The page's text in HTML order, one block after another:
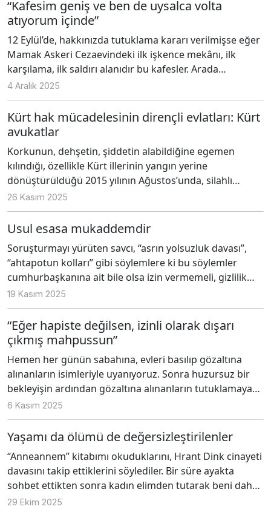
vardı ama söylediği şeyin kendisi başlı başına çok
trajikti. Çok yakıcı ve travmatik bir tarihe tutulmuş bir
ayna gibi gerçeği bütün çıplaklığıyla yansıtmıştı ortama.
“Kafesim geniş ve ben de uysalca volta
atıyorum içinde”
12 Eylül’de, hakkınızda tutuklama kararı verilmişse eğer
Mamak Askeri Cezaevindeki ilk işkence mekânı, ilk
karşılama, ilk saldırı alanıdır bu kafesler. Arada
cezalandırma amacıyla da konduğunuz, tahliyenize
karar verildiğinde de içine tıkıldığınız yerdir. Gelen
geçenin gözünün önünde, hiçbir mahremiyetin
bulunmadığı bu yerde kendinizi seyirlik bir obje gibi
4 Aralık 2025
Kürt hak mücadelesinin dirençli evlatları: Kürt
avukatlar
Korkunun, dehşetin, şiddetin alabildiğine egemen
kılındığı, özellikle Kürt illerinin yangın yerine
dönüştürüldüğü 2015 yılının Ağustos’unda, silahlı
çatışmaların ortasında; kaosun tam orta yerinde
vurdular Tahir Elçi'yi.
26 Kasım 2025
Usul esasa mukaddemdir
Soruşturmayı yürüten savcı, “asrın yolsuzluk davası”,
“ahtapotun kolları” gibi söylemlere ki bu söylemler
cumhurbaşkanına ait bile olsa izin vermemeli, gizlilik
kararının gereklerini insan hak ve onurunu koruyacak
şekilde uygulamalı, yargılamanın medyada
yürütülmesine engel olmalıdır. Bu türden söylem ve
yayınlar, insan hak ve özgürlüklerini, adil yargılanma
hakkını ihlal ettiği gibi savcıları ve yürüttükleri
soruşturmayı da anlamsızlaştırır, soruşturma sürecini
de işlevsiz kılar.
19 Kasım 2025
“Eğer hapiste değilsen, izinli olarak dışarı
çıkmış mahpussun”
Hemen her günün sabahına, evleri basılıp gözaltına
alınanların isimleriyle uyanıyoruz. Sonra huzursuz bir
bekleyişin ardından gözaltına alınanların tutuklamaya
sevk edildiklerini ve tutuklandıklarını okuyoruz. Her
tutuklama kararının ardından Imre Kertész’in satırları
düşüyor aklıma. Yasal koşulları yokken neden
tutuklanıyor bu insanlar diye soruyor, ne kadar
uğraşsam da bir cevap bulamıyor, sonunda
“tutuklayanların yetki alanı sınırsız da ondan”,
“diktatörlükte yaşayan vatandaş eğer hapiste değilse,
izinli olarak dışarı çıkmış mahpustur” diyorum.
6 Kasım 2025
Yaşamı da ölümü de değersizleştirilenler
“Anneannem” kitabımı okuduklarını, Hrant Dink cinayeti
davasını takip ettiklerini söylediler. Bir süre ayakta
sohbet ettikten sonra kadın elimden tutarak beni daha
tenha bir yere sürükledi, “gel ki sana ne anlatayım” dedi.
29 Ekim 2025